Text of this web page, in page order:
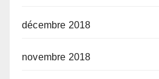
décembre 2018
novembre 2018